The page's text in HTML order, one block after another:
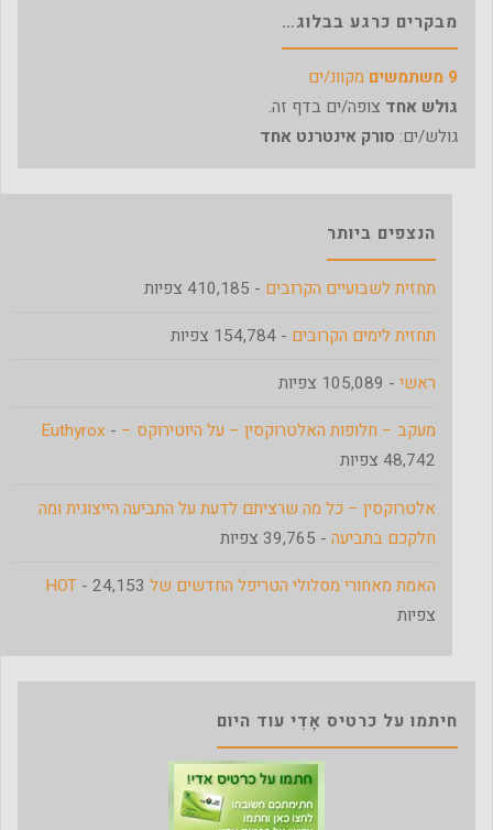
מבקרים כרגע בבלוג…
9 משתמשים
מקוונ/ים
גולש אחד צופה/ים בדף זה.
גולש/ים: סורק אינטרנט אחד
הנצפים ביותר
תחזית לשבועיים הקרובים - 410,185 צפיות
תחזית לימים הקרובים - 154,784 צפיות
ראשי - 105,089 צפיות
מעקב – חלופות האלטרוקסין – על היוטירוקס – Euthyrox -
48,742 צפיות
אלטרוקסין – כל מה שרציתם לדעת על התביעה הייצוגית ומה
חלקכם בתביעה - 39,765 צפיות
האמת מאחורי מסלולי הטריפל החדשים של HOT - 24,153
צפיות
חיתמו על כרטיס אָדִי עוד היום